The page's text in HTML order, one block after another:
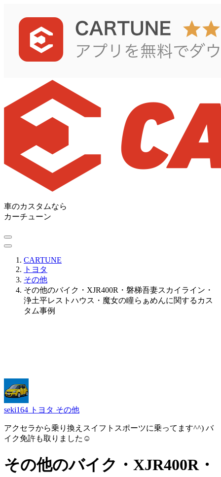
車のカスタムなら
カーチューン
CARTUNE
トヨタ
その他
その他のバイク・XJR400R・磐梯吾妻スカイライン・
浄土平レストハウス・魔女の瞳らぁめんに関するカス
タム事例
seki164 トヨタ その他
アクセラから乗り換えスイフトスポーツに乗ってます^^) バ
イク免許も取りました☺️
その他のバイク・XJR400R・